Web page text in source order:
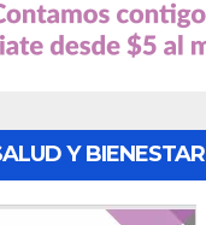
Y BIENESTAR